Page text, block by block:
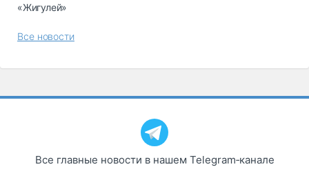
Спецтехника
Автосервис,
запчасти, шины
«Жигулей»
Все новости
Все главные новости в нашем Telegram‑канале